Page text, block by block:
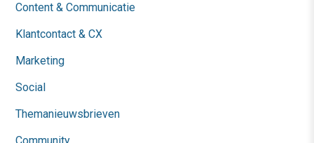
Content & Communicatie
Klantcontact & CX
Marketing
Social
Themanieuwsbrieven